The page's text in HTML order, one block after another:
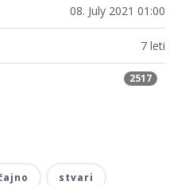
08. July 2021 01:00
7 leti
2517
stvari